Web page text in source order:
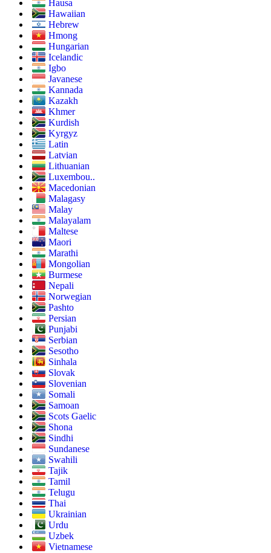
Hausa
Hawaiian
Hebrew
Hmong
Hungarian
Icelandic
Igbo
Javanese
Kannada
Kazakh
Khmer
Kurdish
Kyrgyz
Latin
Latvian
Lithuanian
Luxembou..
Macedonian
Malagasy
Malay
Malayalam
Maltese
Maori
Marathi
Mongolian
Burmese
Nepali
Norwegian
Pashto
Persian
Punjabi
Serbian
Sesotho
Sinhala
Slovak
Slovenian
Somali
Samoan
Scots Gaelic
Shona
Sindhi
Sundanese
Swahili
Tajik
Tamil
Telugu
Thai
Ukrainian
Urdu
Uzbek
Vietnamese